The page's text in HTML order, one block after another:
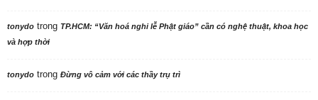
tonydo trong TP.HCM: “Văn hoá nghi lễ Phật giáo” cần có nghệ thuật, khoa học
và hợp thời
tonydo trong Đừng vô cảm với các thầy trụ trì